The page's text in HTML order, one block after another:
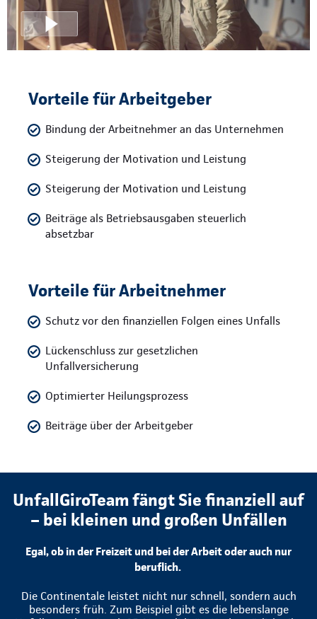
Vorteile für Arbeitgeber
Bindung der Arbeitnehmer an das Unternehmen
Steigerung der Motivation und Leistung
Steigerung der Motivation und Leistung
Beiträge als Betriebsausgaben steuerlich
absetzbar
Vorteile für Arbeitnehmer
Schutz vor den finanziellen Folgen eines Unfalls
Lückenschluss zur gesetzlichen
Unfallversicherung
Optimierter Heilungsprozess
Beiträge über der Arbeitgeber
UnfallGiroTeam fängt Sie finanziell auf
– bei kleinen und großen Unfällen
Egal, ob in der Freizeit und bei der Arbeit oder auch nur
beruflich.
Die Continentale leistet nicht nur schnell, sondern auch
besonders früh. Zum Beispiel gibt es die lebenslange